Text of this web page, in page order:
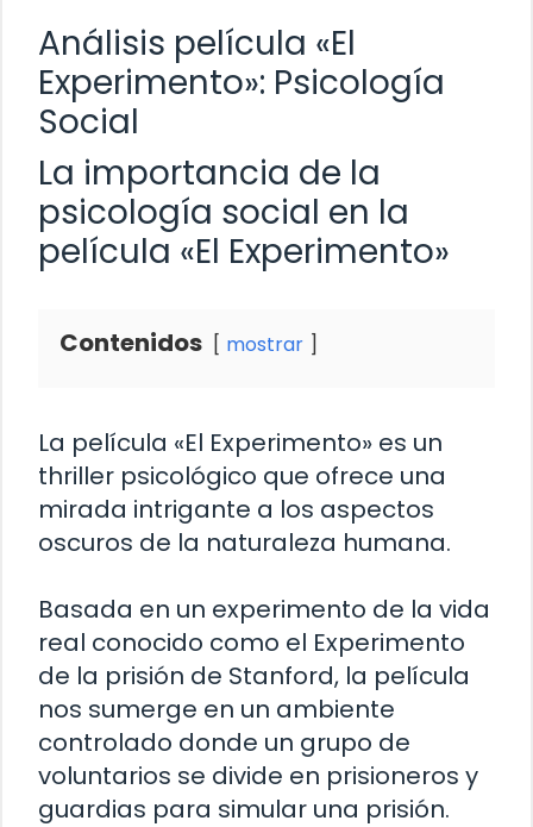
Análisis película «El
Experimento»: Psicología
Social
La importancia de la
psicología social en la
película «El Experimento»
Contenidos mostrar
La película «El Experimento» es un
thriller psicológico que ofrece una
mirada intrigante a los aspectos
oscuros de la naturaleza humana.
Basada en un experimento de la vida
real conocido como el Experimento
de la prisión de Stanford, la película
nos sumerge en un ambiente
controlado donde un grupo de
voluntarios se divide en prisioneros y
guardias para simular una prisión.